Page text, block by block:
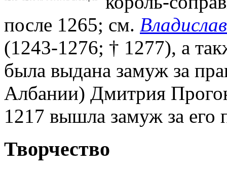
после 1265; см. Владислав
(1243-1276; † 1277), а
была выдана замуж за
Албании) Дмитрия
1217 вышла замуж за его
Творчество